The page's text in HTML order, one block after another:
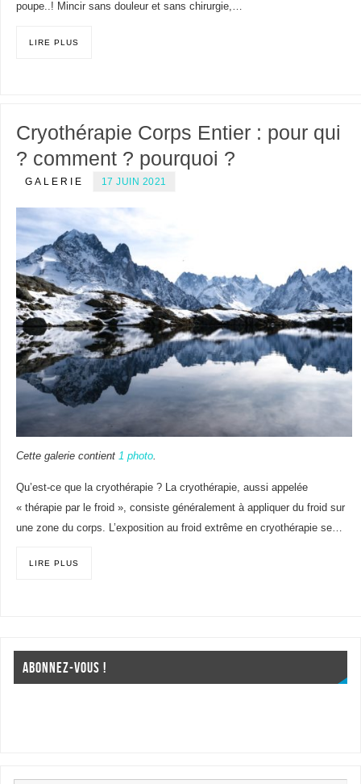
poupe..! Mincir sans douleur et sans chirurgie,…
LIRE PLUS
Cryothérapie Corps Entier : pour qui
? comment ? pourquoi ?
GALERIE 17 JUIN 2021
Cette galerie contient 1 photo.
Qu’est-ce que la cryothérapie ? La cryothérapie, aussi appelée
« thérapie par le froid », consiste généralement à appliquer du froid sur
une zone du corps. L’exposition au froid extrême en cryothérapie se…
LIRE PLUS
ABONNEZ-VOUS !